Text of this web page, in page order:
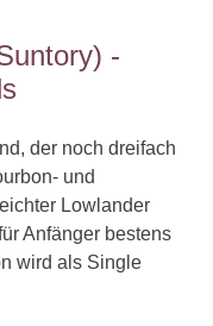
-
der noch dreifach
und
Lowlander
Anfänger bestens
wird als Single